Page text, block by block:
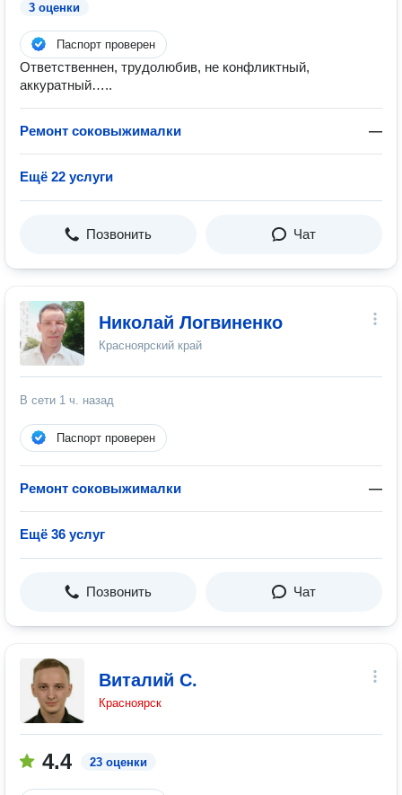
3 оценки
Паспорт проверен
Ответственнен, трудолюбив, не конфликтный,
аккуратный…..
Ремонт соковыжималки —
Ещё 22 услуги
Позвонить Чат
Николай Логвиненко
Красноярский край
В сети 1 ч. назад
Паспорт проверен
Ремонт соковыжималки —
Ещё 36 услуг
Позвонить Чат
Виталий С.
Красноярск
4.4 23 оценки